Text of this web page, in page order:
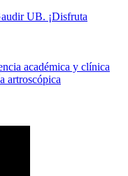
UB. ¡Disfruta
académica y clínica
artroscópica